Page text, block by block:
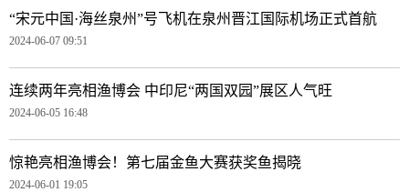
“宋元中国·海丝泉州”号飞机在泉州晋江国际机场正式首航
2024-06-07 09:51
连续两年亮相渔博会 中印尼“两国双园”展区人气旺
2024-06-05 16:48
惊艳亮相渔博会！第七届金鱼大赛获奖鱼揭晓
2024-06-01 19:05